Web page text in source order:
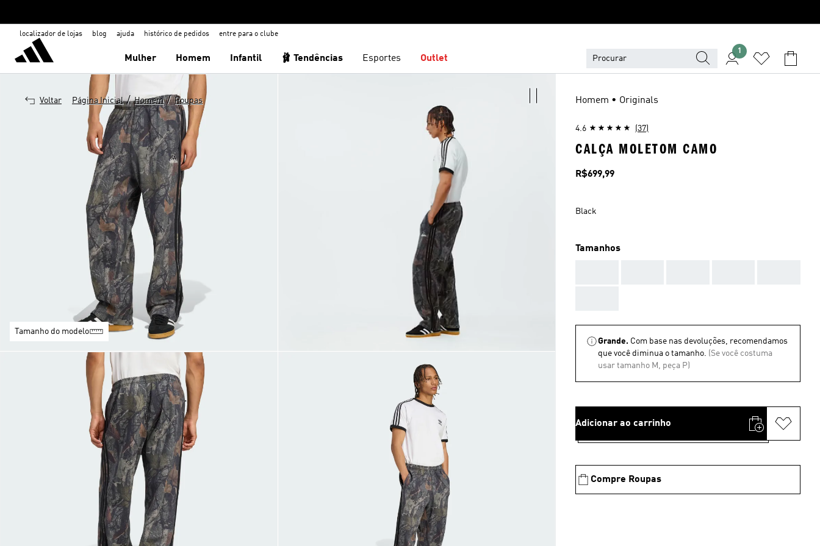
localizador de lojas blog ajuda histórico de pedidos entre para o clube
Mulher Homem Infantil 🩰 Tendências Esportes Outlet
1
Voltar Página Inicial / Homem / Roupas
Tamanho do modelo
Homem • Originals
4.6 (37)
CALÇA MOLETOM CAMO
Preço
R$699,99
Black
Tamanhos
Grande. Com base nas devoluções, recomendamos
que você diminua o tamanho. (Se você costuma
usar tamanho M, peça P)
Adicionar ao carrinho
Compre Roupas